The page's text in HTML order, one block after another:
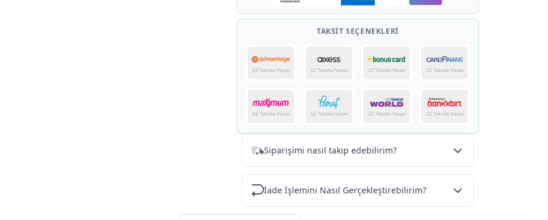
TAKSIT SEÇENEKLERI
Siparişimi nasıl takip edebilirim?
İade İşlemini Nasıl Gerçekleştirebilirim?